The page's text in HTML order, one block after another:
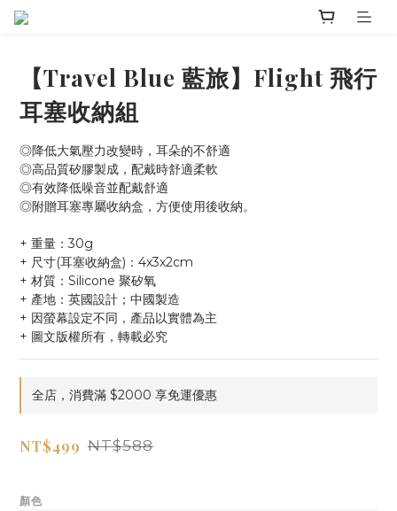
【Travel Blue 藍旅】Flight 飛行
耳塞收納組
◎降低大氣壓力改變時，耳朵的不舒適
◎高品質矽膠製成，配戴時舒適柔軟
◎有效降低噪音並配戴舒適
◎附贈耳塞專屬收納盒，方便使用後收納。
+ 重量：30g
+ 尺寸(耳塞收納盒)：4x3x2cm
+ 材質：Silicone 聚矽氧
+ 產地：英國設計；中國製造
+ 因螢幕設定不同，產品以實體為主
+ 圖文版權所有，轉載必究
全店，消費滿 $2000 享免運優惠
NT$499 NT$588
顏色